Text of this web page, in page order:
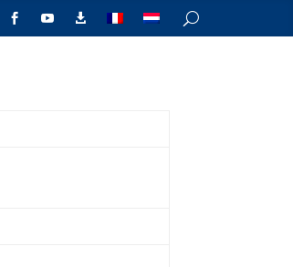
  